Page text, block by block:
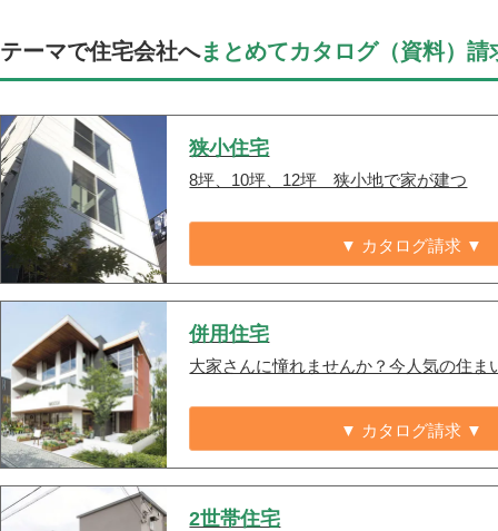
テーマで住宅会社へまとめてカタログ（資料）請
狭小住宅
8坪、10坪、12坪 狭小地で家が建つ
▼ カタログ請求 ▼
併用住宅
大家さんに憧れませんか？今人気の住ま
▼ カタログ請求 ▼
2世帯住宅